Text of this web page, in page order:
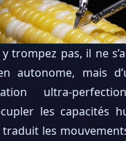
trompez pas, il ne
autonome, mais
ultra-
les capacités
traduit les